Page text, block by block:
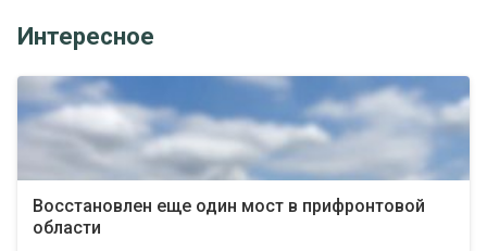
Интересное
Восстановлен еще один мост в прифронтовой
области